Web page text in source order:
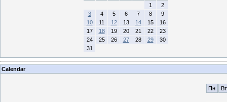
1
2
3
4 5 6 7 8
9
10
11 12 13 14 15
16
17
18 19 20 21 22
23
24
25 26 27 28 29
30
31
Calendar
Пн
Вт